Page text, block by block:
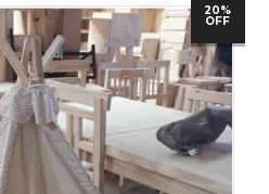
20%
OFF